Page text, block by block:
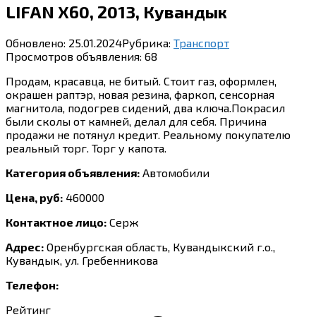
LIFAN X60, 2013, Кувандык
Обновлено: 25.01.2024Рубрика: Транспорт
Просмотров объявления: 68
Продам, красавца, не битый. Стоит газ, оформлен,
окрашен раптэр, новая резина, фаркоп, сенсорная
магнитола, подогрев сидений, два ключа.Покрасил
были сколы от камней, делал для себя. Причина
продажи не потянул кредит. Реальному покупателю
реальный торг. Торг у капота.
Категория объявления: Автомобили
Цена, руб: 460000
Контактное лицо: Серж
Адрес: Оренбургская область, Кувандыкский г.о.,
Кувандык, ул. Гребенникова
Телефон:
Рейтинг